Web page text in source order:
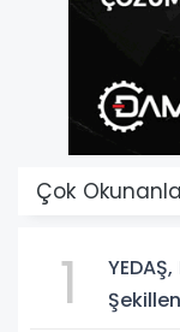
Çok
1